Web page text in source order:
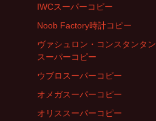
IWCスーパーコピー
Noob Factory時計コピー
ヴァシュロン・コンスタンタン
スーパーコピー
ウブロスーパーコピー
オメガスーパーコピー
オリススーパーコピー